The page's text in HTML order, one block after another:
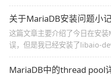
们的选择给出了参考,需要的朋
关于MariaDB安装问题小
这篇文章主要介绍了今日在安
误，但是我已经安装了libaio-
MariaDB中的thread pool